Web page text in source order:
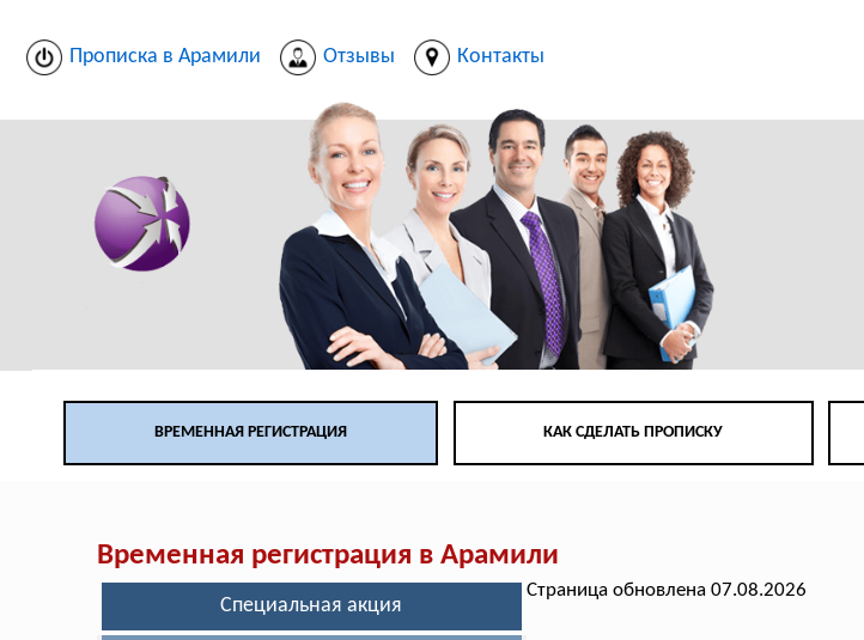
Прописка в Арамили Отзывы Контакты
ВРЕМЕННАЯ РЕГИСТРАЦИЯ КАК СДЕЛАТЬ ПРОПИСКУ
Временная регистрация в Арамили
Специальная акция
Страница обновлена 07.08.2026